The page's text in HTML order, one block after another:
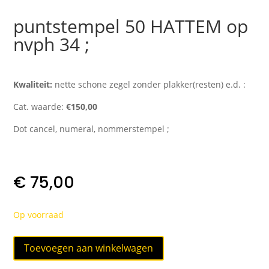
puntstempel 50 HATTEM op
nvph 34 ;
Kwaliteit: nette schone zegel zonder plakker(resten) e.d. :
Cat. waarde:€150,00
Dot cancel, numeral, nommerstempel ;
€ 75,00
Op voorraad
puntstempel
50
Toevoegen aan winkelwagen